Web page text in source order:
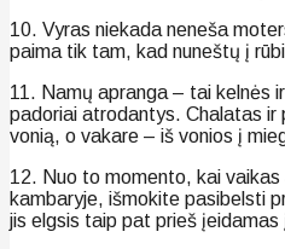
10. Vyras niekada neneša
paima tik tam, kad nuneštų į
11. Namų apranga – tai kelnės
padoriai atrodantys. Chalatas ir
vonią, o vakare – iš vonios į
12. Nuo to momento, kai
kambaryje, išmokite pasibelsti
jis elgsis taip pat prieš įeidamas